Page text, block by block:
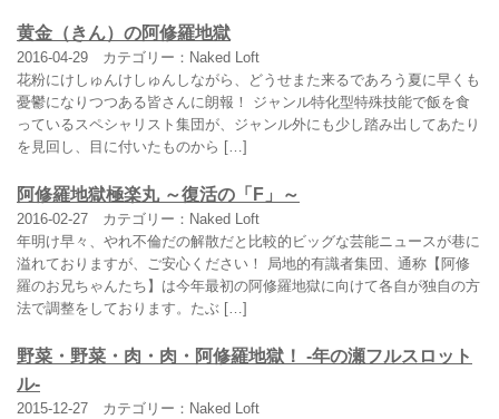
黄金（きん）の阿修羅地獄
2016-04-29
カテゴリー：Naked Loft
花粉にけしゅんけしゅんしながら、どうせまた来るであろう夏に早くも
憂鬱になりつつある皆さんに朗報！ ジャンル特化型特殊技能で飯を食
っているスペシャリスト集団が、ジャンル外にも少し踏み出してあたり
を見回し、目に付いたものから […]
阿修羅地獄極楽丸 ～復活の「F」～
2016-02-27
カテゴリー：Naked Loft
年明け早々、やれ不倫だの解散だと比較的ビッグな芸能ニュースが巷に
溢れておりますが、ご安心ください！ 局地的有識者集団、通称【阿修
羅のお兄ちゃんたち】は今年最初の阿修羅地獄に向けて各自が独自の方
法で調整をしております。たぶ […]
野菜・野菜・肉・肉・阿修羅地獄！ -年の瀬フルスロット
ル-
2015-12-27
カテゴリー：Naked Loft